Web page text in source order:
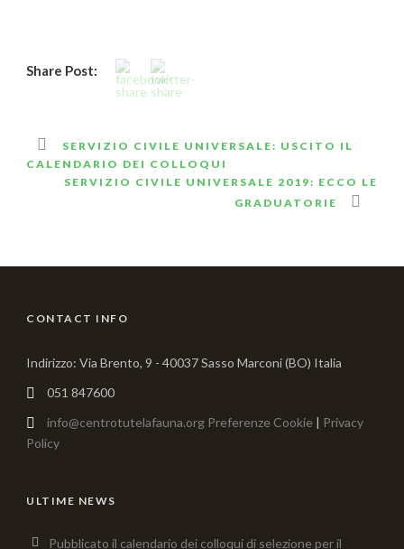
Share Post:
SERVIZIO CIVILE UNIVERSALE: USCITO IL
CALENDARIO DEI COLLOQUI
SERVIZIO CIVILE UNIVERSALE 2019: ECCO LE
GRADUATORIE
CONTACT INFO
Indirizzo: Via Brento, 9 - 40037 Sasso Marconi (BO) Italia
051 847600
info@centrotutelafauna.org Preferenze Cookie | Privacy
Policy
ULTIME NEWS
Pubblicato il calendario dei colloqui di selezione per il